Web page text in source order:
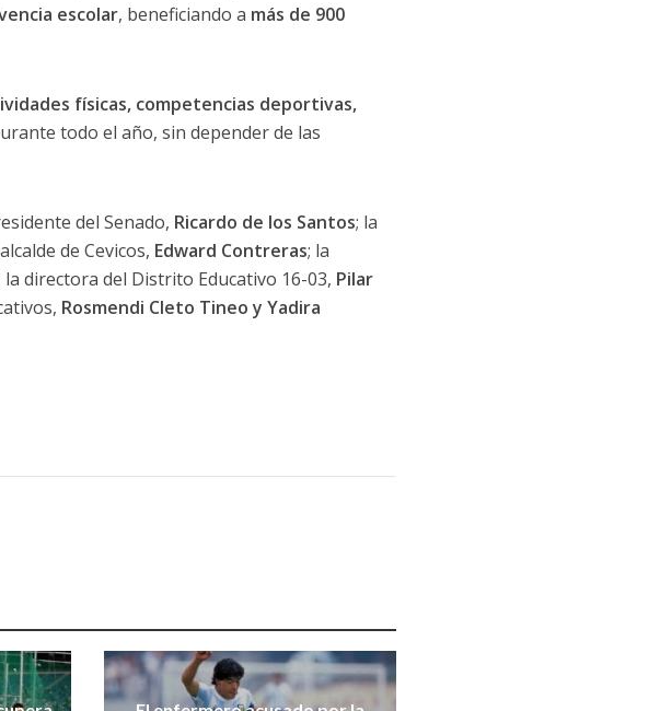
escolar, beneficiando a más de 900
físicas, competencias deportivas,
todo el año, sin depender de las
del Senado, Ricardo de los Santos; la
de Cevicos, Edward Contreras; la
la directora del Distrito Educativo 16-03, Pilar
Rosmendi Cleto Tineo y Yadira